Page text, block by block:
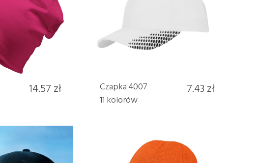
14.57 zł
Czapka 4007
11 kolorów
7.43 zł